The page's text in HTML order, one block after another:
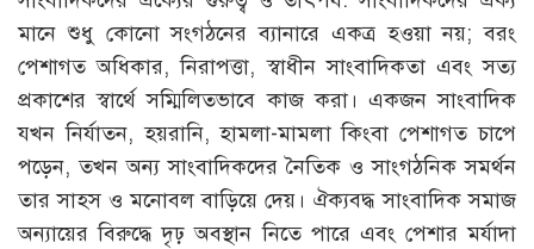
মানে শুধু কোনো সংগঠনের ব্যানারে একত্র হওয়া নয়; বরং
পেশাগত অধিকার, নিরাপত্তা, স্বাধীন সাংবাদিকতা এবং সত্য
প্রকাশের স্বার্থে সম্মিলিতভাবে কাজ করা। একজন সাংবাদিক
যখন নির্যাতন, হয়রানি, হামলা-মামলা কিংবা পেশাগত চাপে
পড়েন, তখন অন্য সাংবাদিকদের নৈতিক ও সাংগঠনিক সমর্থন
তার সাহস ও মনোবল বাড়িয়ে দেয়। ঐক্যবদ্ধ সাংবাদিক সমাজ
অন্যায়ের বিরুদ্ধে দৃঢ় অবস্থান নিতে পারে এবং পেশার মর্যাদা